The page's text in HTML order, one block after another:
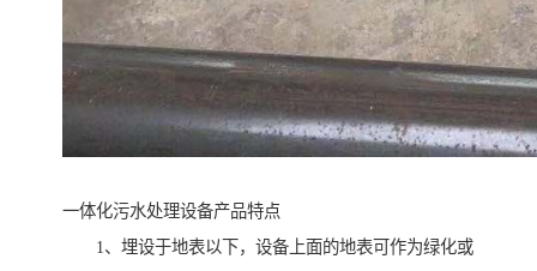
一体化污水处理设备产品特点
1、埋设于地表以下，设备上面的地表可作为绿化或